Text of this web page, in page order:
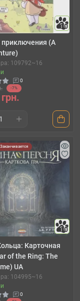
10
(A
109792~16
0
-7%
Заканчивается
10
Карточная
of the Ring: The
UA
104995~16
0